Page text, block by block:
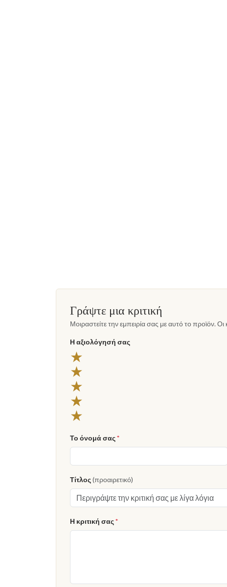
Γράψτε μια κριτική
Μοιραστείτε την εμπειρία σας με αυτό το προϊόν. Οι
Η αξιολόγησή σας
★
★
★
★
★
Το όνομά σας*
Τίτλος(προαιρετικό)
Η κριτική σας*